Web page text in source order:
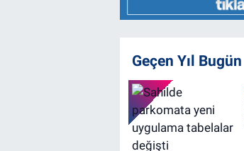
Geçen Yıl Bugün